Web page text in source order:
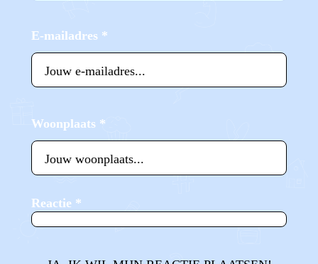
E-mailadres *
Woonplaats *
Reactie *